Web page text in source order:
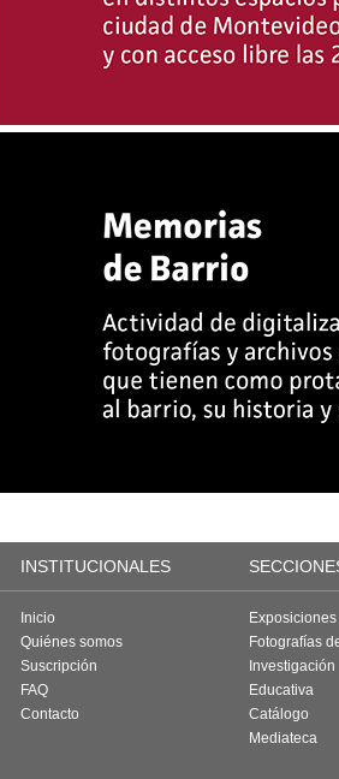
INSTITUCIONALES
Inicio
Quiénes somos
Suscripción
FAQ
Contacto
Exposiciones
Fotografías
Investigación
Educativa
Catálogo
Mediateca